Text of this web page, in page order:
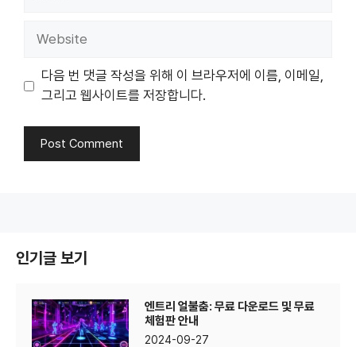
다음 번 댓글 작성을 위해 이 브라우저에 이름, 이메일,
그리고 웹사이트를 저장합니다.
인기글 보기
엔트리 얼불춤: 무료 다운로드 및 무료
체험판 안내
2024-09-27